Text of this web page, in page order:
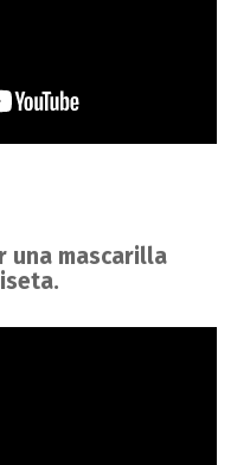
una mascarilla